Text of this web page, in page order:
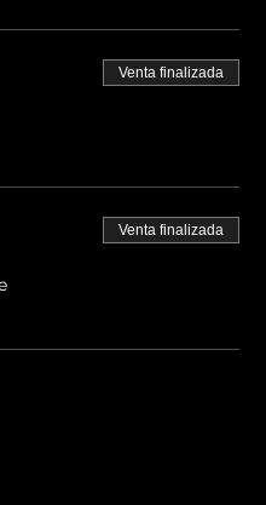
Venta finalizada
Venta finalizada